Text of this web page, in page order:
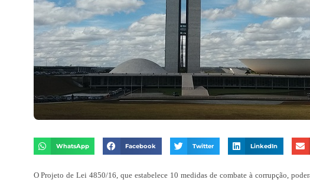
WhatsApp Facebook Twitter LinkedIn
O Projeto de Lei 4850/16, que estabelece 10 medidas de combate à corrupção,